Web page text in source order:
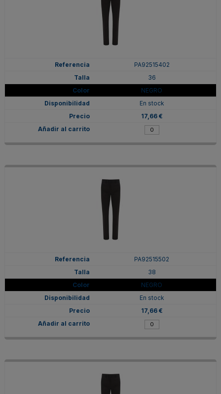
PA92515402
36
NEGRO
En stock
17,66 €
PA92515502
38
NEGRO
En stock
17,66 €